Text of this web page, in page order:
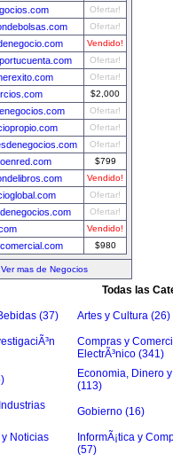
Ofertar!
Ofertar!
Vendido!
Ofertar!
Ofertar!
$2,000
Ofertar!
Ofertar!
Ofertar!
$799
Vendido!
Ofertar!
Ofertar!
Vendido!
$980
Ver mas de Negocios
Todas las
(37) Artes y Cultura (26)
Compras y
ElectrÃ³nico (341)
Economia, Dinero
(113)
Gobierno (16)
y Noticias
InformÃ¡tica y
(57)